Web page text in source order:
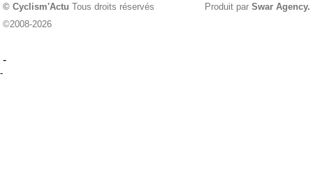
© Cyclism'Actu Tous droits réservés
©2008-2026
Produit par Swar Agency.
-
-